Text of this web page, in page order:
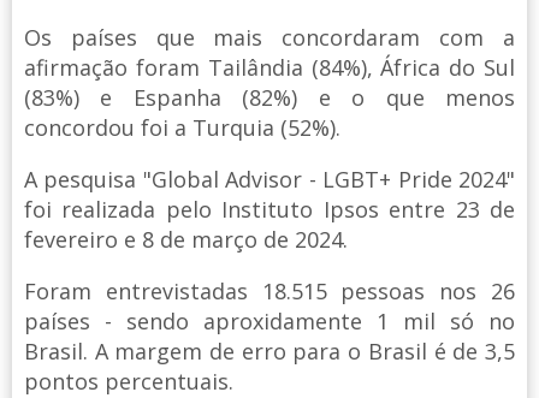
Os países que mais concordaram com a
afirmação foram Tailândia (84%), África do Sul
(83%) e Espanha (82%) e o que menos
concordou foi a Turquia (52%).
A pesquisa "Global Advisor - LGBT+ Pride 2024"
foi realizada pelo Instituto Ipsos entre 23 de
fevereiro e 8 de março de 2024.
Foram entrevistadas 18.515 pessoas nos 26
países - sendo aproxidamente 1 mil só no
Brasil. A margem de erro para o Brasil é de 3,5
pontos percentuais.